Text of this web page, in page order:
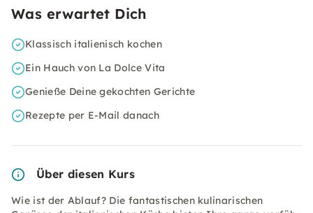
Was erwartet Dich
Klassisch italienisch kochen
Ein Hauch von La Dolce Vita
Genieße Deine gekochten Gerichte
Rezepte per E-Mail danach
Über diesen Kurs
Wie ist der Ablauf? Die fantastischen kulinarischen